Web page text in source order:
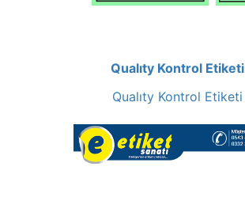
Qualıty Kontrol Etiketi
Qualıty Kontrol Etiketi